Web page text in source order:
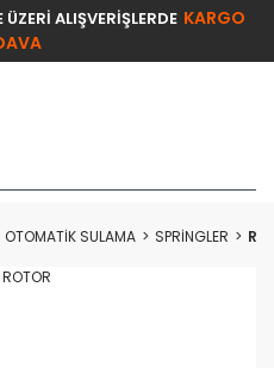
ALIŞVERİŞLERDE KARGO
OTOMATİK SULAMA SPRİNGLER